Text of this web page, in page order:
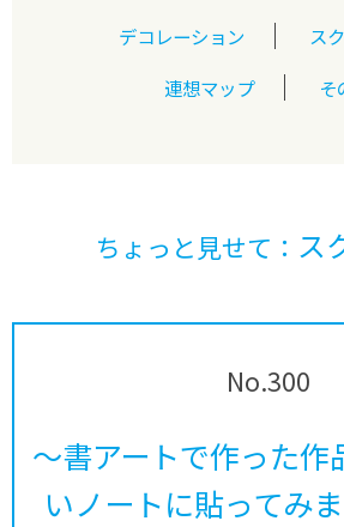
デコレーション
ス
連想マップ
そ
ちょっと見せて： ス
No.300
～書アートで作った作
いノートに貼ってみ